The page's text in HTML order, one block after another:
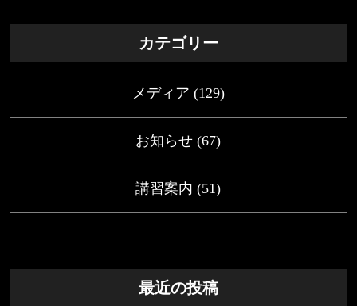
カテゴリー
メディア (129)
お知らせ (67)
講習案内 (51)
最近の投稿